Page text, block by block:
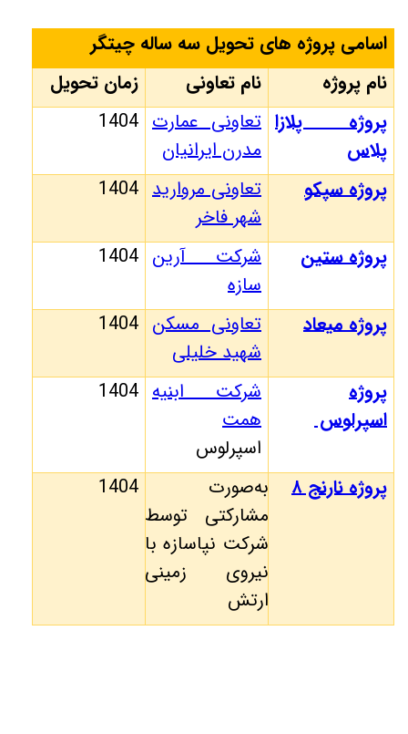
اسامی پروژه های تحویل سه ساله چیتگر
نام پروژه
نام تعاونی
زمان تحویل
پروژه پلازا
پلاس
تعاونی عمارت
مدرن ایرانیان
1404
پروژه سپکو
تعاونی مروارید
شهر فاخر
1404
پروژه ستین
شرکت آرین
سازه
1404
پروژه میعاد
تعاونی مسکن
شهید خلیلی
1404
پروژه
اسپرلوس
شرکت ابنیه
همت
اسپرلوس
1404
پروژه نارنج ۸
به‌صورت
مشارکتی توسط
شرکت نپاسازه با
نیروی زمینی
ارتش
1404